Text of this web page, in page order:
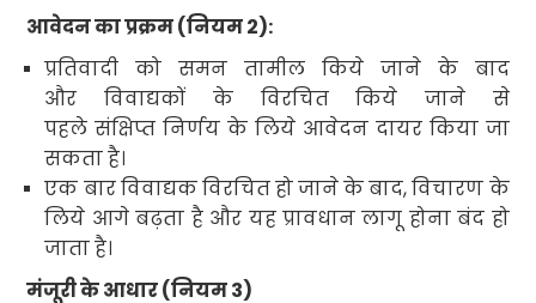
आवेदन का प्रक्रम (नियम2):
प्रतिवादी को समन तामील किये जाने के बाद
और विवाद्यकों के विरचित किये जाने से
पहले संक्षिप्त निर्णय के लिये आवेदन दायर किया जा
सकता है।
एक बार विवाद्यक विरचित हो जाने के बाद,विचारण के
लिये आगे बढ़ता है और यह प्रावधान लागू होना बंद हो
जाता है।
मंजूरी के आधार (नियम3)